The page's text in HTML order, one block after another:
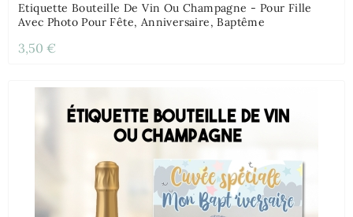
Etiquette Bouteille De Vin Ou Champagne - Pour Fille
Avec Photo Pour Fête, Anniversaire, Baptême
3,50 €